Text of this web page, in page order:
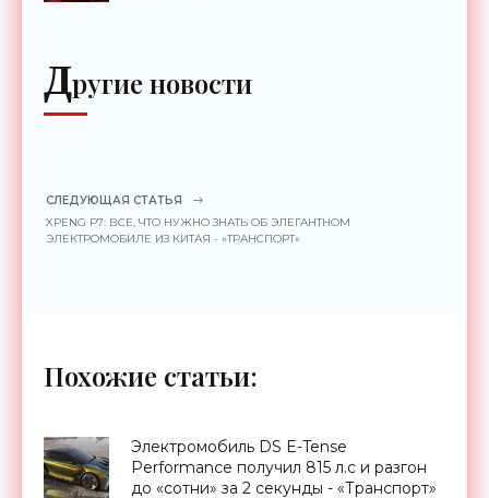
Другие новости
СЛЕДУЮЩАЯ СТАТЬЯ
XPENG P7: ВСЕ, ЧТО НУЖНО ЗНАТЬ ОБ ЭЛЕГАНТНОМ
ЭЛЕКТРОМОБИЛЕ ИЗ КИТАЯ - «ТРАНСПОРТ»
Похожие статьи:
Электромобиль DS E-Tense
Performance получил 815 л.с и разгон
до «сотни» за 2 секунды - «Транспорт»